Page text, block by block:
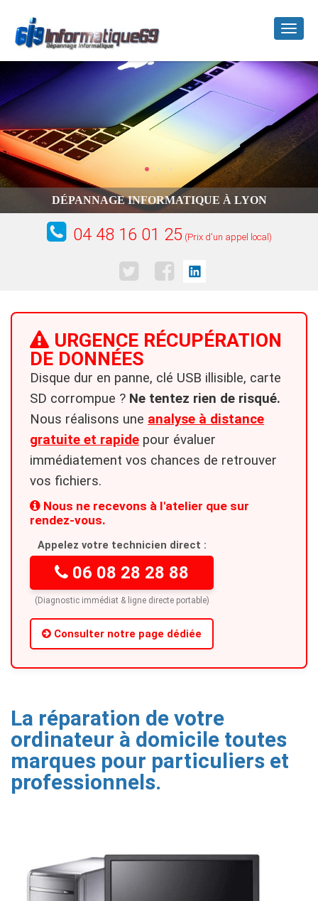
DÉPANNAGE INFORMATIQUE À LYON
04 48 16 01 25 (Prix d'un appel local)
URGENCE RÉCUPÉRATION
DE DONNÉES
Disque dur en panne, clé USB illisible, carte
SD corrompue ? Ne tentez rien de risqué.
Nous réalisons une analyse à distance
gratuite et rapide pour évaluer
immédiatement vos chances de retrouver
vos fichiers.
Nous ne recevons à l'atelier que sur
rendez-vous.
Appelez votre technicien direct :
06 08 28 28 88
(Diagnostic immédiat & ligne directe portable)
Consulter notre page dédiée
La réparation de votre
ordinateur à domicile toutes
marques pour particuliers et
professionnels.